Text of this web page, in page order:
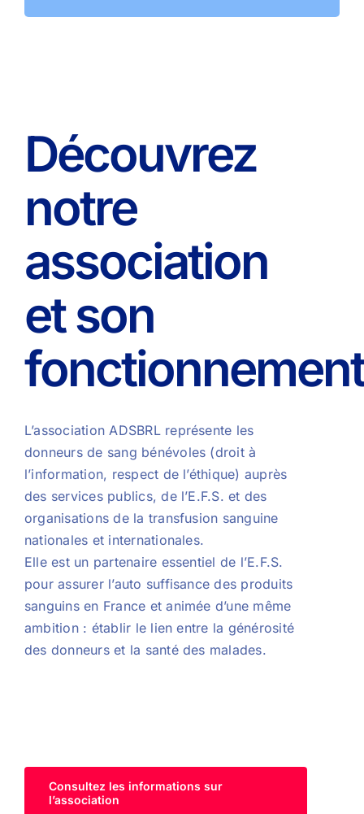
Découvrez
notre
association
et son
fonctionnement
L’association ADSBRL représente les
donneurs de sang bénévoles (droit à
l’information, respect de l’éthique) auprès
des services publics, de l’E.F.S. et des
organisations de la transfusion sanguine
nationales et internationales.
Elle est un partenaire essentiel de l’E.F.S.
pour assurer l’auto suffisance des produits
sanguins en France et animée d’une même
ambition : établir le lien entre la générosité
des donneurs et la santé des malades.
Consultez les informations sur
l’association